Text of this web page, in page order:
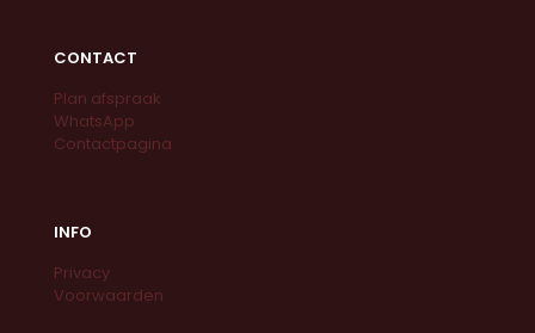
CONTACT
Plan afspraak
WhatsApp
Contactpagina
INFO
Privacy
Voorwaarden